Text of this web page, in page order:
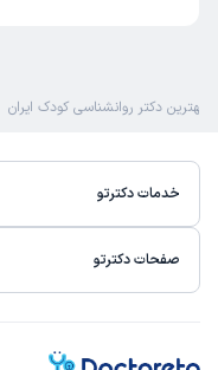
بهترین دکتر روانشناسی کودک ایران
خدمات دکترتو
صفحات دکترتو